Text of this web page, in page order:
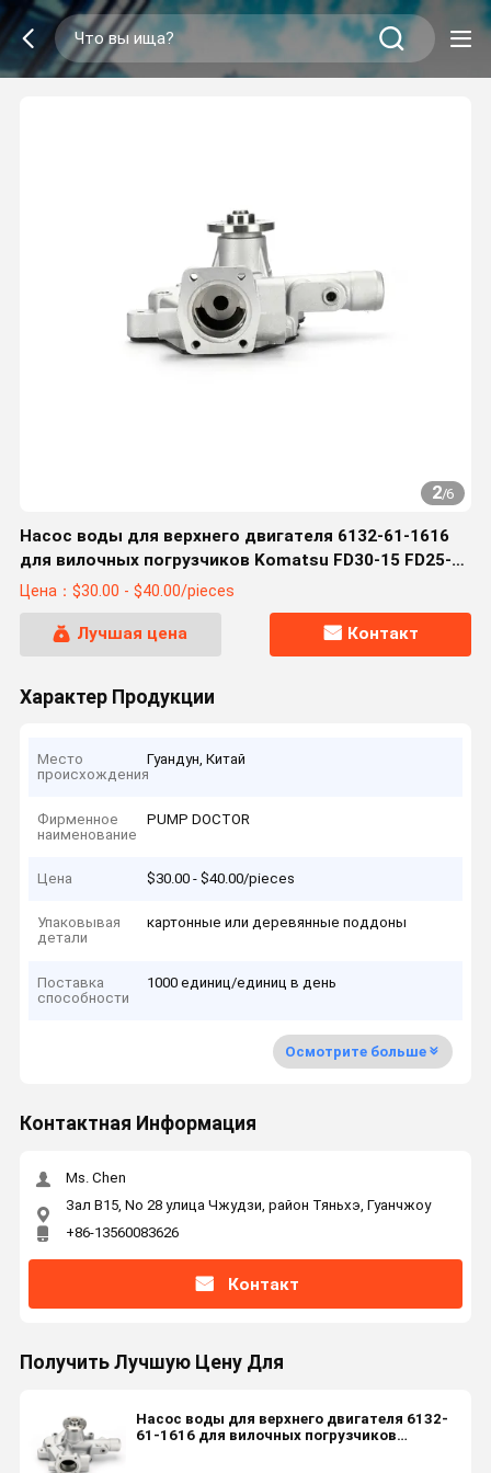
2/6
Насос воды для верхнего двигателя 6132-61-1616
для вилочных погрузчиков Komatsu FD30-15 FD25-12
FD20-14 WA65-3
Цена：$30.00 - $40.00/pieces
Лучшая цена Контакт
Характер Продукции
Место
происхождения
Гуандун, Китай
Фирменное
наименование
PUMP DOCTOR
Цена $30.00 - $40.00/pieces
Упаковывая
детали
картонные или деревянные поддоны
Поставка
способности
1000 единиц/единиц в день
Осмотрите больше
Контактная Информация
Ms. Chen
Зал B15, No 28 улица Чжудзи, район Тяньхэ, Гуанчжоу
+86-13560083626
Контакт
Получить Лучшую Цену Для
Насос воды для верхнего двигателя 6132-
61-1616 для вилочных погрузчиков